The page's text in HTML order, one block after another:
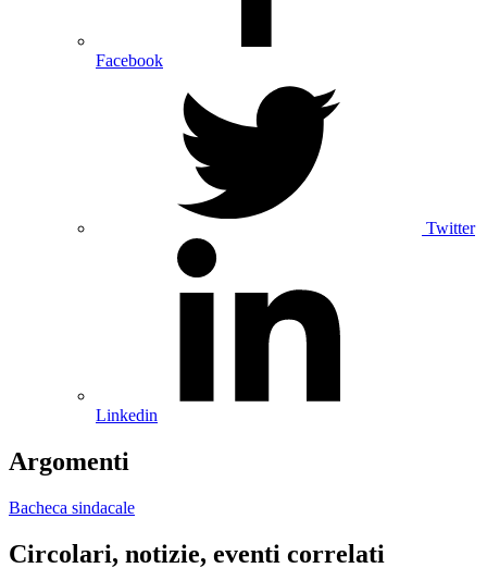
Facebook
Twitter
Linkedin
Argomenti
Bacheca sindacale
Circolari, notizie, eventi correlati